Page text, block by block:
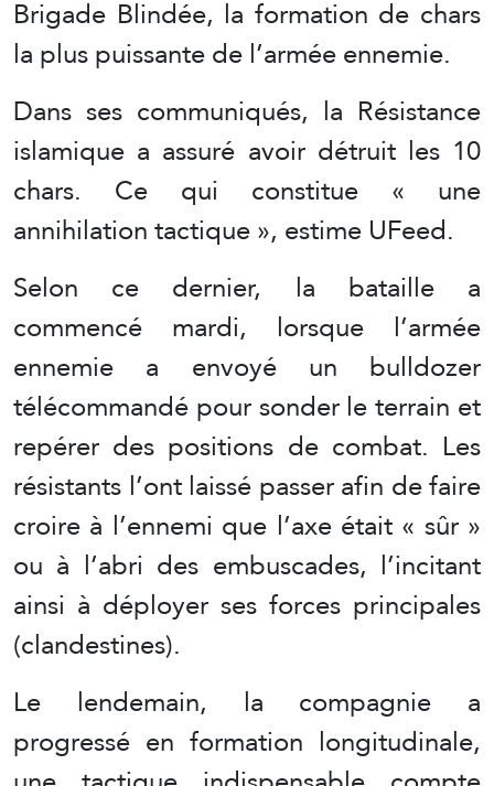
Brigade Blindée, la formation de chars
la plus puissante de l’armée ennemie.
Dans ses communiqués, la Résistance
islamique a assuré avoir détruit les 10
chars. Ce qui constitue « une
annihilation tactique », estime UFeed.
Selon ce dernier, la bataille a
commencé mardi, lorsque l’armée
ennemie a envoyé un bulldozer
télécommandé pour sonder le terrain et
repérer des positions de combat. Les
résistants l’ont laissé passer afin de faire
croire à l’ennemi que l’axe était « sûr »
ou à l’abri des embuscades, l’incitant
ainsi à déployer ses forces principales
(clandestines).
Le lendemain, la compagnie a
progressé en formation longitudinale,